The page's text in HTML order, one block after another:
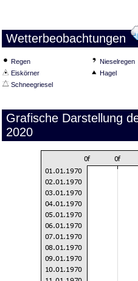
Wetterbeobachtungen
Regen Nieselregen
Eiskörner
Hagel
Schneegriesel
Grafische Darstellung
2020